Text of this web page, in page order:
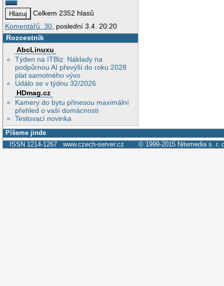
Celkem 2352 hlasů
Komentářů: 30 , poslední 3.4. 20:20
Rozcestník
AbcLinuxu
Týden na ITBiz: Náklady na
podpůrnou AI převýší do roku 2028
plat samotného vývo
Událo se v týdnu 32/2026
HDmag.cz
Kamery do bytu přinesou maximální
přehled o vaší domácnosti
Testovací novinka
Píšeme jinde
ISSN 1214-1267 www.czech-server.cz © 1999-2015 Nitemedia s. r.